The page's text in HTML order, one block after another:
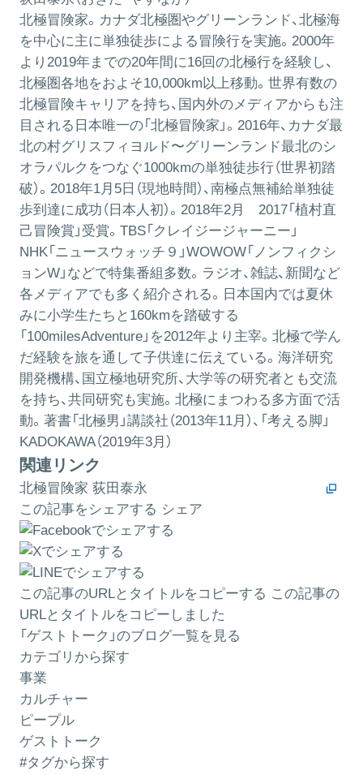
北極冒険家。カナダ北極圏やグリーンランド、北極海
を中心に主に単独徒歩による冒険行を実施。2000年
より2019年までの20年間に16回の北極行を経験し、
北極圏各地をおよそ10,000km以上移動。世界有数の
北極冒険キャリアを持ち、国内外のメディアからも注
目される日本唯一の「北極冒険家」。2016年、カナダ最
北の村グリスフィヨルド〜グリーンランド最北のシ
オラパルクをつなぐ1000kmの単独徒歩行（世界初踏
破）。2018年1月5日（現地時間）、南極点無補給単独徒
歩到達に成功（日本人初）。2018年2月 2017「植村直
己冒険賞」受賞。TBS「クレイジージャーニー」
NHK「ニュースウォッチ９」WOWOW「ノンフィクシ
ョンW」などで特集番組多数。ラジオ、雑誌、新聞など
各メディアでも多く紹介される。日本国内では夏休
みに小学生たちと160kmを踏破する
「100milesAdventure」を2012年より主宰。北極で学ん
だ経験を旅を通して子供達に伝えている。海洋研究
開発機構、国立極地研究所、大学等の研究者とも交流
を持ち、共同研究も実施。北極にまつわる多方面で活
動。著書「北極男」講談社（2013年11月）、「考える脚」
KADOKAWA（2019年3月）
関連リンク
北極冒険家 荻田泰永
この記事をシェアする シェア
この記事のURLとタイトルをコピーする この記事の
URLとタイトルをコピーしました
「ゲストトーク」のブログ一覧を見る
カテゴリから探す
事業
カルチャー
ピープル
ゲストトーク
#タグから探す